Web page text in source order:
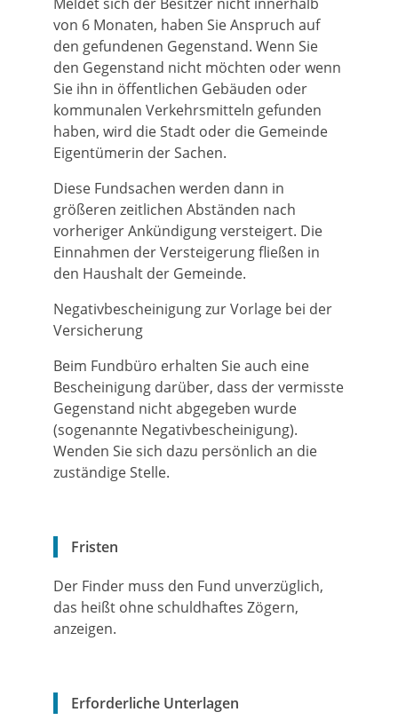
von 6 Monaten, haben Sie Anspruch auf
den gefundenen Gegenstand. Wenn Sie
den Gegenstand nicht möchten oder wenn
Sie ihn in öffentlichen Gebäuden oder
kommunalen Verkehrsmitteln gefunden
haben, wird die Stadt oder die Gemeinde
Eigentümerin der Sachen.
Diese Fundsachen werden dann in
größeren zeitlichen Abständen nach
vorheriger Ankündigung versteigert. Die
Einnahmen der Versteigerung fließen in
den Haushalt der Gemeinde.
Negativbescheinigung zur Vorlage bei der
Versicherung
Beim Fundbüro erhalten Sie auch eine
Bescheinigung darüber, dass der vermisste
Gegenstand nicht abgegeben wurde
(sogenannte Negativbescheinigung).
Wenden Sie sich dazu persönlich an die
zuständige Stelle.
Fristen
Der Finder muss den Fund unverzüglich,
das heißt ohne schuldhaftes Zögern,
anzeigen.
Erforderliche Unterlagen